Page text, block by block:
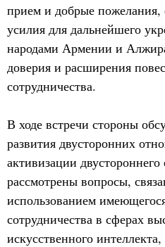
прием и добрые
усилия для дальнейшего
народами Армении и
доверия и расширения
сотрудничества.
В ходе встречи стороны
развития двусторонних
активизации
рассмотрены вопросы,
использованием
сотрудничества в сферах
искусственного